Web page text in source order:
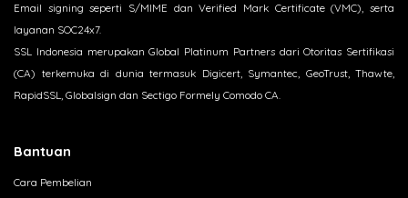
Email signing seperti S/MIME dan Verified Mark Certificate (VMC), serta
layanan SOC24x7.
SSL Indonesia merupakan Global Platinum Partners dari Otoritas Sertifikasi
(CA) terkemuka di dunia termasuk Digicert, Symantec, GeoTrust, Thawte,
RapidSSL, Globalsign dan Sectigo Formely Comodo CA.
Bantuan
Cara Pembelian